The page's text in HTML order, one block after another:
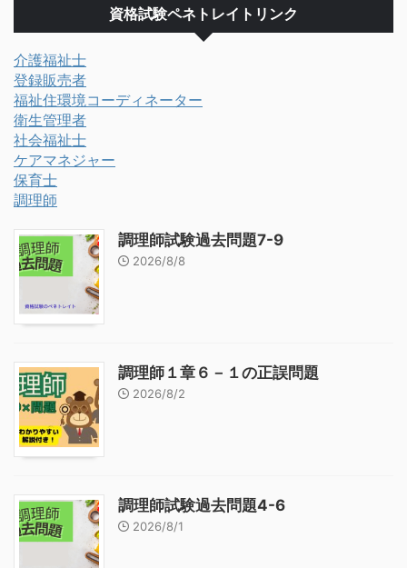
資格試験ペネトレイトリンク
介護福祉士
登録販売者
福祉住環境コーディネーター
衛生管理者
社会福祉士
ケアマネジャー
保育士
調理師
調理師試験過去問題7-9
2026/8/8
調理師１章６－１の正誤問題
2026/8/2
調理師試験過去問題4-6
2026/8/1